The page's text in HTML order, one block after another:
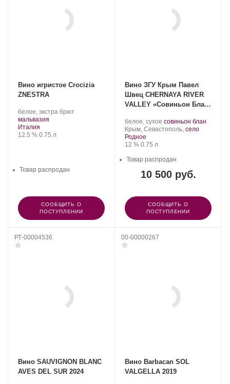
Вино игристое Crocizia
ZNESTRA
белое, экстра брют.
мальвазия
Регион:
Италия
Крепость
12.5 %. Объем
0.75 л
Товар распродан
СООБЩИТЬ О
ПОСТУПЛЕНИИ
Вино ЗГУ Крым Павел
Швец CHERNAYA RIVER
VALLEY «Совиньон Блан
Производитель:
UPPA
WINERY.
белое, сухое .
Сорт
совиньон блан
Регион:
Крым, Севастополь, село
Родное
Крепость
12 %. Объем
0.75 л
10 500 руб.
Товар распродан
СООБЩИТЬ О
ПОСТУПЛЕНИИ
РТ-00004536
Вино SAUVIGNON BLANC
AVES DEL SUR 2024
00-00000267
Вино Barbacan SOL
VALGELLA 2019